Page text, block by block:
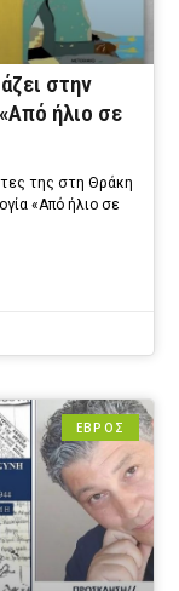
στην
ήλιο σε
της στη Θράκη
«Από ήλιο σε
ΕΒΡΟΣ